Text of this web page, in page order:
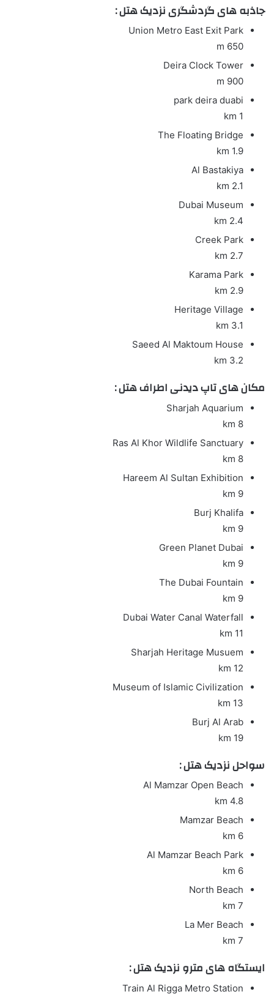
جاذبه های گردشگری نزدیک هتل :
Union Metro East Exit Park
650 m
Deira Clock Tower
900 m
park deira duabi
1 km
The Floating Bridge
1.9 km
Al Bastakiya
2.1 km
Dubai Museum
2.4 km
Creek Park
2.7 km
Karama Park
2.9 km
Heritage Village
3.1 km
Saeed Al Maktoum House
3.2 km
مکان های تاپ دیدنی اطراف هتل :
Sharjah Aquarium
8 km
Ras Al Khor Wildlife Sanctuary
8 km
Hareem Al Sultan Exhibition
9 km
Burj Khalifa
9 km
Green Planet Dubai
9 km
The Dubai Fountain
9 km
Dubai Water Canal Waterfall
11 km
Sharjah Heritage Musuem
12 km
Museum of Islamic Civilization
13 km
Burj Al Arab
19 km
سواحل نزدیک هتل :
Al Mamzar Open Beach
4.8 km
Mamzar Beach
6 km
Al Mamzar Beach Park
6 km
North Beach
7 km
La Mer Beach
7 km
ایستگاه های مترو نزدیک هتل :
Train Al Rigga Metro Station